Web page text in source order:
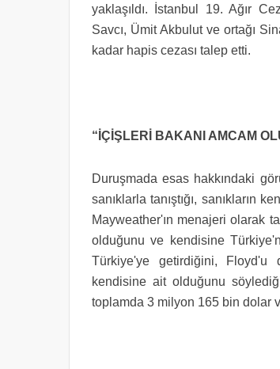
yaklaşıldı. İstanbul 19. Ağır
Savcı, Ümit Akbulut ve ortağı
kadar hapis cezası talep etti.
“İÇİŞLERİ BAKANI AMCAM
Duruşmada esas hakkındaki
sanıklarla tanıştığı,
Mayweather'ın menajeri olarak
olduğunu ve kendisine
Türkiye'ye getirdiğini, Floyd'u
kendisine ait olduğunu
toplamda 3 milyon 165 bin dolar